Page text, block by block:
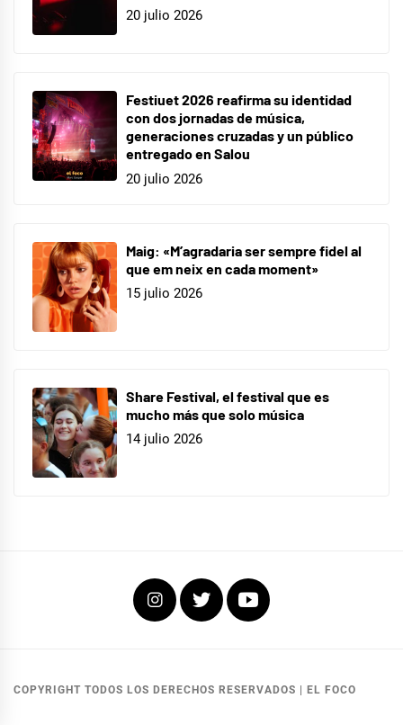
20 julio 2026
Festiuet 2026 reafirma su identidad
con dos jornadas de música,
generaciones cruzadas y un público
entregado en Salou
20 julio 2026
Maig: «M’agradaria ser sempre fidel al
que em neix en cada moment»
15 julio 2026
Share Festival, el festival que es
mucho más que solo música
14 julio 2026
InstagramTwitterYoutube
COPYRIGHT TODOS LOS DERECHOS RESERVADOS EL FOCO